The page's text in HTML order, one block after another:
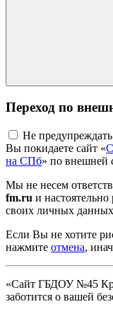
Переход по
Не
Вы покидаете сайт «
на СПб» по внешней
Мы не несем
fm.ru и
своих личных
Если Вы не хотите
нажмите отмена,
«Сайт ГБДОУ №45
заботится о вашей